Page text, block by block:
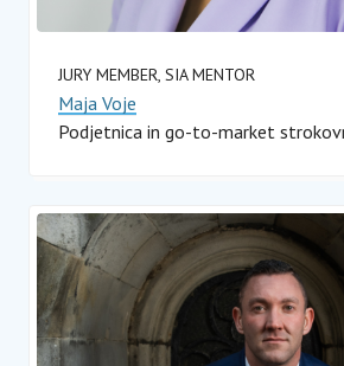
JURY MEMBER, SIA MENTOR
Maja Voje
Podjetnica in go-to-market